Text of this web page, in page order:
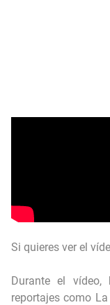
Si quieres ver el
Durante el vídeo,
reportajes como